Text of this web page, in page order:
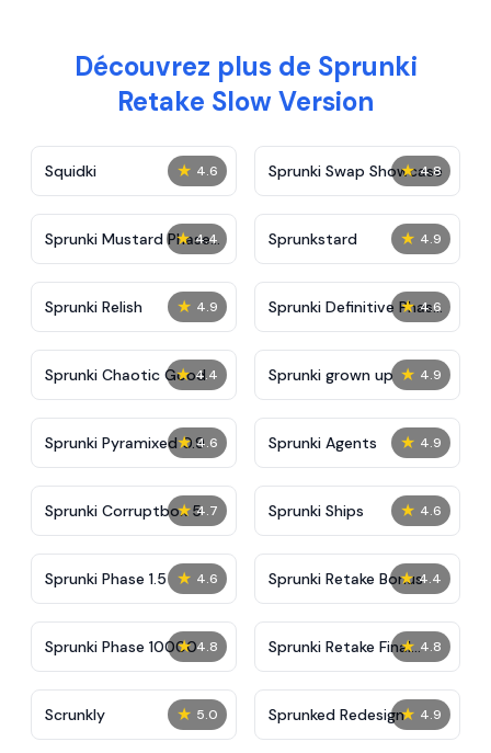
Découvrez plus de Sprunki
Retake Slow Version
★ 4.6
Squidki ★ 4.8
Sprunki Swap Showcase
★ 4.4
Sprunki Mustard Phase
2
★ 4.9
Sprunkstard
★ 4.9
Sprunki Relish ★ 4.6
Sprunki Definitive Phase
7
★ 4.4
Sprunki Chaotic Good ★ 4.9
Sprunki grown up
★ 4.6
Sprunki Pyramixed 0.9 ★ 4.9
Sprunki Agents
★ 4.7
Sprunki Corruptbox 5 ★ 4.6
Sprunki Ships
★ 4.6
Sprunki Phase 1.5 ★ 4.4
Sprunki Retake Bonus
★ 4.8
Sprunki Phase 10000 ★ 4.8
Sprunki Retake Final
Update
★ 5.0
Scrunkly ★ 4.9
Sprunked Redesign